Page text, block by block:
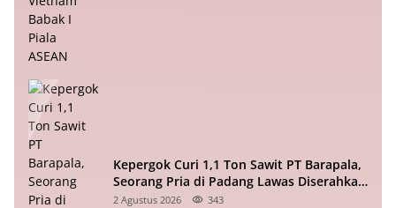
Kepergok Curi 1,1 Ton Sawit PT Barapala,
Seorang Pria di Padang Lawas Diserahkan
ke Polisi
2 Agustus 2026 343